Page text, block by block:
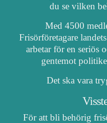
du se vilken
Med 4500
Frisörföretagare
arbetar för en seriös
gentemot
Det ska vara
För att bli behörig